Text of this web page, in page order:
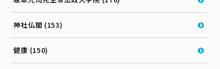
神社仏閣 (153)
健康 (150)